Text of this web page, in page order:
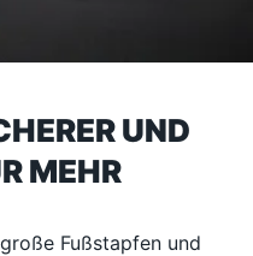
UND
MEHR
Fußstapfen und